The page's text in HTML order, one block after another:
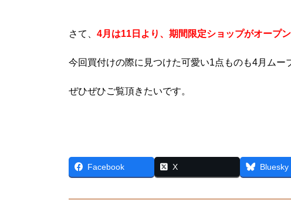
さて、 4月は11日より、期間限定ショップがオープン
今回買付けの際に見つけた可愛い1点ものも4月ムー
ぜひぜひご覧頂きたいです。
Facebook X Bluesky